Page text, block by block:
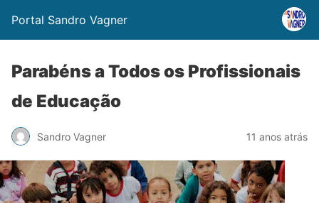
Portal Sandro Vagner
Parabéns a Todos os Profissionais
de Educação
Sandro Vagner 11 anos atrás